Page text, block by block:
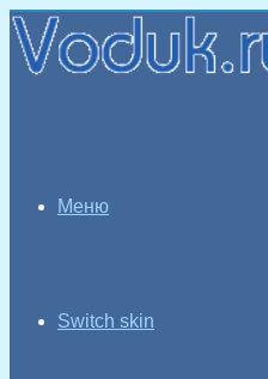
Меню
Switch skin